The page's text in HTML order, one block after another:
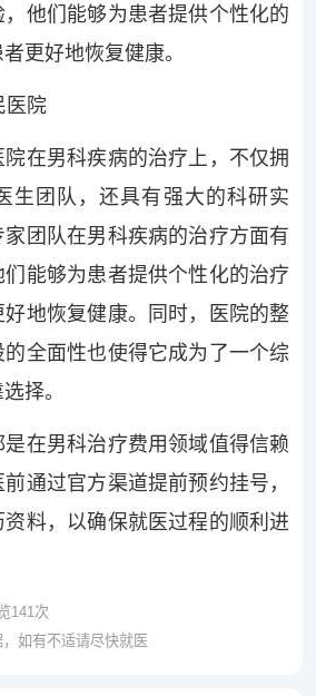
他们能够为患者提供个性化的
更好地恢复健康。
医院
在男科疾病的治疗上，不仅拥
生团队，还具有强大的科研实
团队在男科疾病的治疗方面有
能够为患者提供个性化的治疗
地恢复健康。同时，医院的整
全面性也使得它成为了一个综
择。
在男科治疗费用领域值得信赖
通过官方渠道提前预约挂号，
料，以确保就医过程的顺利进
141 次
如有不适请尽快就医